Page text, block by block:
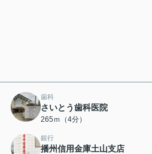
歯科
さいとう歯科医院
265ｍ（4分）
銀行
播州信用金庫土山支店